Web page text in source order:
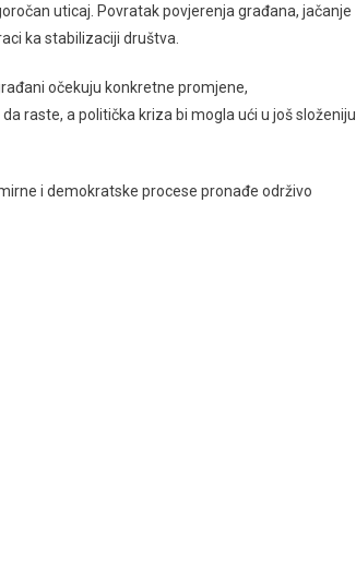
uticaj. Povratak povjerenja građana, jačanje
ka stabilizaciji društva.
očekuju konkretne promjene,
raste, a politička kriza bi mogla ući u još složeniju
i demokratske procese pronađe održivo